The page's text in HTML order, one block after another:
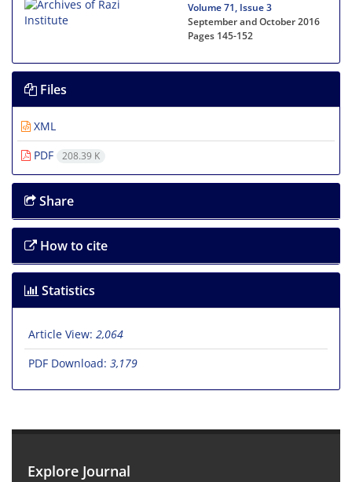
Volume 71, Issue 3
September and October 2016
Pages 145-152
Files
XML
PDF
208.39 K
Share
How to cite
Statistics
Article View: 2,064
PDF Download: 3,179
Explore Journal